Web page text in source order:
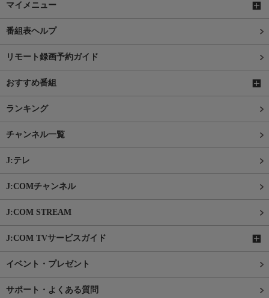
マイメニュー
番組表ヘルプ
リモート録画予約ガイド
おすすめ番組
ランキング
チャンネル一覧
J:テレ
J:COMチャンネル
J:COM STREAM
J:COM TVサービスガイド
イベント・プレゼント
サポート・よくある質問